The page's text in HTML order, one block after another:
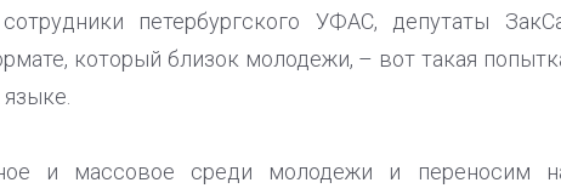
петербургского УФАС, депутаты
который близок молодежи, – вот такая
и массовое среди молодежи и переносим